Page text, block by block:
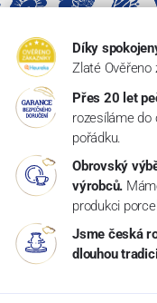
Díky
Zlaté Ověřeno
Přes 20 let
rozesíláme do
pořádku.
Obrovský
výrobců.
produkci
Jsme česká
dlouhou tradici